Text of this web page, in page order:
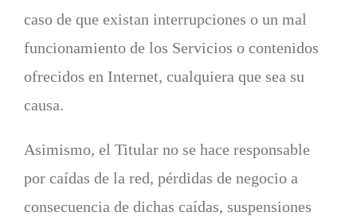
caso de que existan interrupciones o un mal
funcionamiento de los Servicios o contenidos
ofrecidos en Internet, cualquiera que sea su
causa.
Asimismo, el Titular no se hace responsable
por caídas de la red, pérdidas de negocio a
consecuencia de dichas caídas, suspensiones